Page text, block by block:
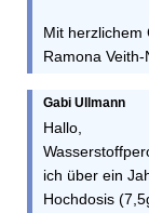
Mit herzlichem
Ramona Veith-
Gabi Ullmann
Hallo,
ich über ein
Hochdosis